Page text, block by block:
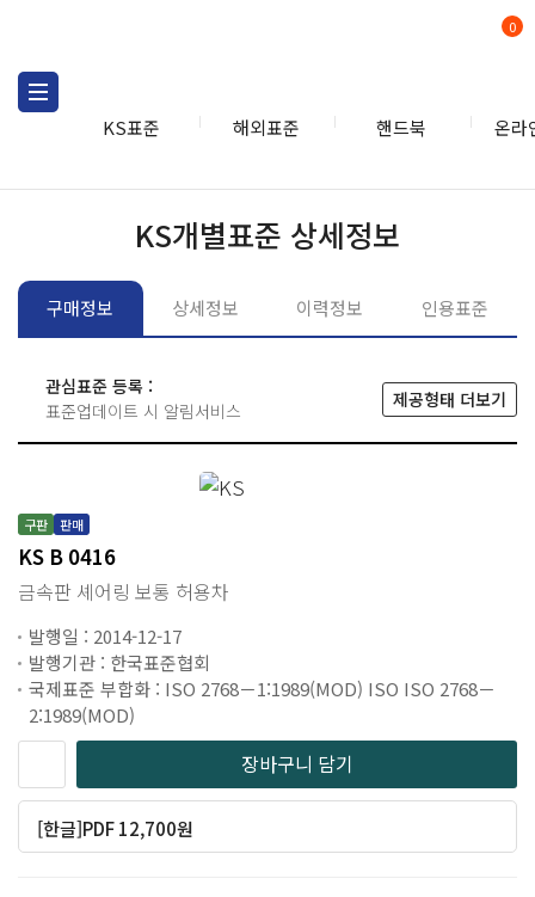
KS표준 해외표준 핸드북 온라
0
KS개별표준 상세정보
구매정보 상세정보 이력정보 인용표준
관심표준 등록 :
표준업데이트 시 알림서비스
제공형태 더보기
구판 판매
KS B 0416
금속판 셰어링 보통 허용차
발행일 : 2014-12-17
발행기관 : 한국표준협회
국제표준 부합화 : ISO 2768－1:1989(MOD) ISO ISO 2768－
2:1989(MOD)
장바구니 담기
[한글]PDF 12,700원